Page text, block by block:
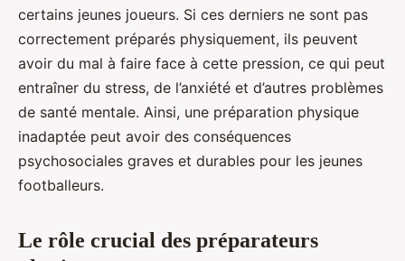
certains jeunes joueurs. Si ces derniers ne sont pas
correctement préparés physiquement, ils peuvent
avoir du mal à faire face à cette pression, ce qui peut
entraîner du stress, de l’anxiété et d’autres problèmes
de santé mentale. Ainsi, une préparation physique
inadaptée peut avoir des conséquences
psychosociales graves et durables pour les jeunes
footballeurs.
Le rôle crucial des préparateurs